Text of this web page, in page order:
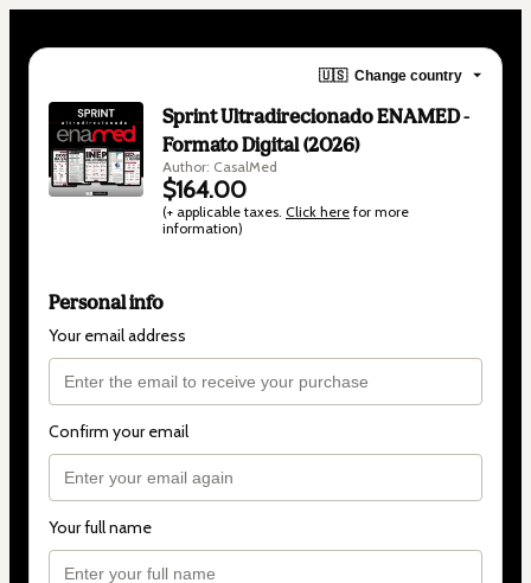
🇺🇸 Change country
Sprint Ultradirecionado ENAMED -
Formato Digital (2026)
Author: CasalMed
$164.00
(+ applicable taxes. Click here for more
information)
Personal info
Your email address
Confirm your email
Your full name